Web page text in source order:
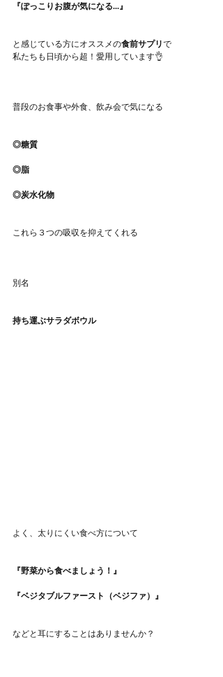
『ぽっこりお腹が気になる...』
と感じている方にオススメの食前サプリで
私たちも日頃から超！愛用しています👌
普段のお食事や外食、飲み会で気になる
◎糖質
◎脂
◎炭水化物
これら３つの吸収を抑えてくれる
別名
持ち運ぶサラダボウル
よく、太りにくい食べ方について
『野菜から食べましょう！』
『ベジタブルファースト（ベジファ）』
などと耳にすることはありませんか？